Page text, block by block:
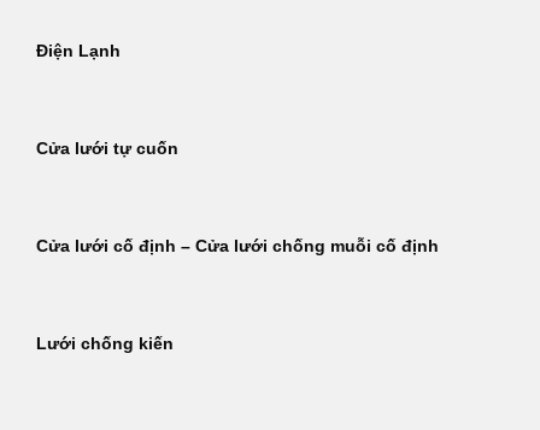
Điện Lạnh
Cửa lưới tự cuốn
Cửa lưới cố định – Cửa lưới chống muỗi cố định
Lưới chống kiến